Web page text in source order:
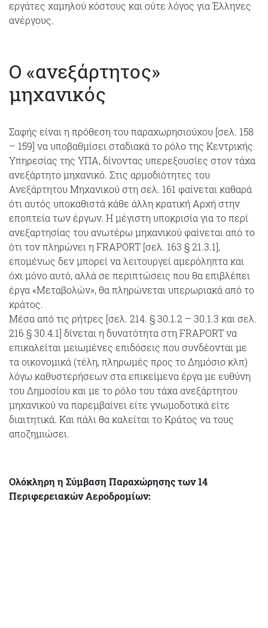
εργάτες χαμηλού κόστους και ούτε λόγος για Έλληνες
ανέργους.
Ο «ανεξάρτητος»
μηχανικός
Σαφής είναι η πρόθεση του παραχωρησιούχου [σελ. 158
– 159] να υποβαθμίσει σταδιακά το ρόλο της Κεντρικής
Υπηρεσίας της ΥΠΑ, δίνοντας υπερεξουσίες στον τάχα
ανεξάρτητο μηχανικό. Στις αρμοδιότητες του
Ανεξάρτητου Μηχανικού στη σελ. 161 φαίνεται καθαρά
ότι αυτός υποκαθιστά κάθε άλλη κρατική Αρχή στην
εποπτεία των έργων. Η μέγιστη υποκρισία για το περί
ανεξαρτησίας του ανωτέρω μηχανικού φαίνεται από το
ότι τον πληρώνει η FRAPORT [σελ. 163 § 21.3.1],
επομένως δεν μπορεί να λειτουργεί αμερόληπτα και
όχι μόνο αυτό, αλλά σε περιπτώσεις που θα επιβλέπει
έργα «Μεταβολών», θα πληρώνεται υπερωριακά από το
κράτος.
Μέσα από τις ρήτρες [σελ. 214. § 30.1.2 – 30.1.3 και σελ.
216 § 30.4.1] δίνεται η δυνατότητα στη FRAPORT να
επικαλείται μειωμένες επιδόσεις που συνδέονται με
τα οικονομικά (τέλη, πληρωμές προς το Δημόσιο κλπ)
λόγω καθυστερήσεων στα επικείμενα έργα με ευθύνη
του Δημοσίου και με το ρόλο του τάχα ανεξάρτητου
μηχανικού να παρεμβαίνει είτε γνωμοδοτικά είτε
διαιτητικά. Και πάλι θα καλείται το Κράτος να τους
αποζημιώσει.
Ολόκληρη η Σύμβαση Παραχώρησης των 14
Περιφερειακών Αεροδρομίων: